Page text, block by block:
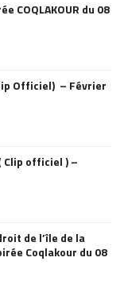
COQLAKOUR du 08
Officiel) – Février
Clip officiel ) –
de l’île de la
Coqlakour du 08